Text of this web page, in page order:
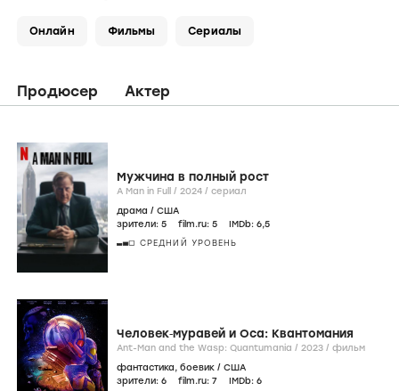
Онлайн Фильмы Сериалы
Продюсер Актер
Мужчина в полный рост
A Man in Full / 2024 / сериал
драма / США
зрители: 5 film.ru: 5 IMDb: 6,5
СРЕДНИЙ УРОВЕНЬ
Человек‑муравей и Оса: Квантомания
Ant-Man and the Wasp: Quantumania / 2023 / фильм
фантастика, боевик / США
зрители: 6 film.ru: 7 IMDb: 6